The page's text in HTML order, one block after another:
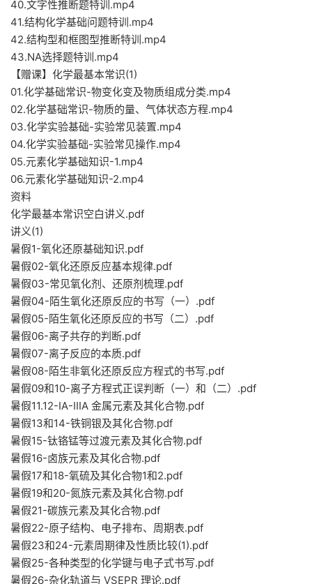
40.文字性推断题特训.mp4
41.结构化学基础问题特训.mp4
42.结构型和框图型推断特训.mp4
43.NA选择题特训.mp4
【赠课】化学最基本常识(1)
01.化学基础常识-物变化变及物质组成分类.mp4
02.化学基础常识-物质的量、气体状态方程.mp4
03.化学实验基础-实验常见装置.mp4
04.化学实验基础-实验常见操作.mp4
05.元素化学基础知识-1.mp4
06.元素化学基础知识-2.mp4
资料
化学最基本常识空白讲义.pdf
讲义(1)
暑假1-氧化还原基础知识.pdf
暑假02-氧化还原反应基本规律.pdf
暑假03-常见氧化剂、还原剂梳理.pdf
暑假04-陌生氧化还原反应的书写（一）.pdf
暑假05-陌生氧化还原反应的书写（二）.pdf
暑假06-离子共存的判断.pdf
暑假07-离子反应的本质.pdf
暑假08-陌生非氧化还原反应方程式的书写.pdf
暑假09和10-离子方程式正误判断（一）和（二）.pdf
暑假11.12-IA-IIIA 金属元素及其化合物.pdf
暑假13和14-铁铜银及其化合物.pdf
暑假15-钛铬锰等过渡元素及其化合物.pdf
暑假16-卤族元素及其化合物.pdf
暑假17和18-氧硫及其化合物1和2.pdf
暑假19和20-氮族元素及其化合物.pdf
暑假21-碳族元素及其化合物.pdf
暑假22-原子结构、电子排布、周期表.pdf
暑假23和24-元素周期律及性质比较(1).pdf
暑假25-各种类型的化学键与电子式书写.pdf
暑假26-杂化轨道与 VSEPR 理论.pdf